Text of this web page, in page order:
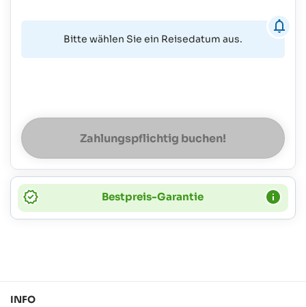
Bitte wählen Sie ein Reisedatum aus.
Zahlungspflichtig buchen!
Bestpreis-Garantie
INFO